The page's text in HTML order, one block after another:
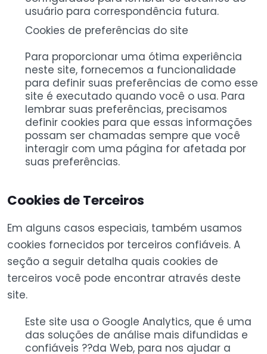
usuário para correspondência futura.
Cookies de preferências do site
Para proporcionar uma ótima experiência
neste site, fornecemos a funcionalidade
para definir suas preferências de como esse
site é executado quando você o usa. Para
lembrar suas preferências, precisamos
definir cookies para que essas informações
possam ser chamadas sempre que você
interagir com uma página for afetada por
suas preferências.
Cookies de Terceiros
Em alguns casos especiais, também usamos
cookies fornecidos por terceiros confiáveis. A
seção a seguir detalha quais cookies de
terceiros você pode encontrar através deste
site.
Este site usa o Google Analytics, que é uma
das soluções de análise mais difundidas e
confiáveis ??da Web, para nos ajudar a